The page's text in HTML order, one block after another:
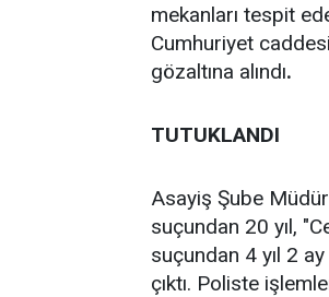
mekanları tespit
Cumhuriyet
gözaltına alındı.
TUTUKLANDI
Asayiş Şube
suçundan 20 yıl,
suçundan 4 yıl 2
çıktı. Poliste